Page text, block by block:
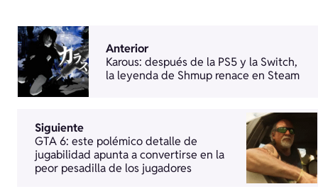
Anterior
Karous: después de la PS5 y la Switch,
la leyenda de Shmup renace en Steam
Siguiente
GTA 6: este polémico detalle de
jugabilidad apunta a convertirse en la
peor pesadilla de los jugadores